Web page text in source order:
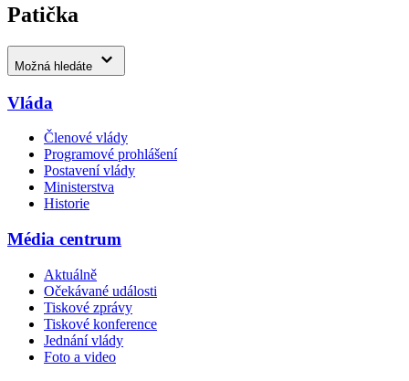
Patička
Možná hledáte
Vláda
Členové vlády
Programové prohlášení
Postavení vlády
Ministerstva
Historie
Média centrum
Aktuálně
Očekávané události
Tiskové zprávy
Tiskové konference
Jednání vlády
Foto a video